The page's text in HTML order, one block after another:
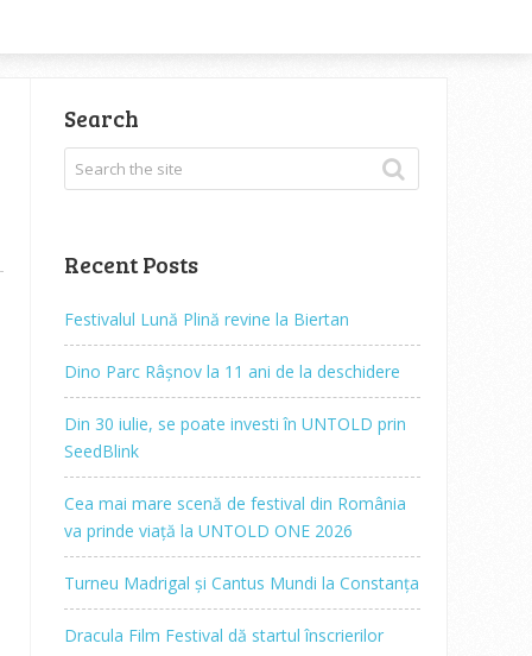
Search
Recent Posts
Festivalul Lună Plină revine la Biertan
Dino Parc Râșnov la 11 ani de la deschidere
Din 30 iulie, se poate investi în UNTOLD prin
SeedBlink
Cea mai mare scenă de festival din România
va prinde viață la UNTOLD ONE 2026
Turneu Madrigal și Cantus Mundi la Constanța
Dracula Film Festival dă startul înscrierilor